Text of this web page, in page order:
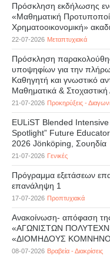
Πρόσκληση εκδήλωσης
«Μαθηματική
Χρηματοοικονομική»
22-07-2026 Μεταπτυχιακά
Πρόσκληση
υποψηφίων για την
Καθηγητή και γνωστικό
Μαθηματικά &
21-07-2026 Προκηρύξεις -
EULiST Blended
Spotlight” Future
2026 Jönköping, Σουηδία
21-07-2026 Γενικές
Πρόγραμμα εξετάσεων
επανάληψη 1
17-07-2026 Προπτυχιακά
Ανακοίνωση- απόφαση
«ΑΓΩΝΙΣΤΩΝ
«ΔΙΟΜΗΔΟΥΣ
08-07-2026 Βραβεία - Διακρίσεις